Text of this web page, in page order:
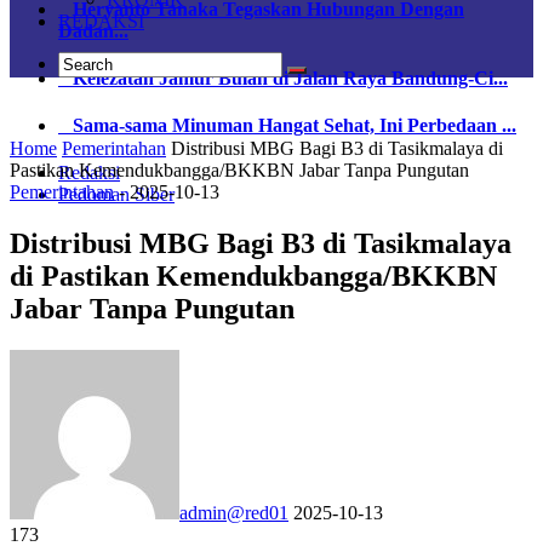
Heryanto Tanaka Tegaskan Hubungan Dengan
Dadan...
Kelezatan Jamur Bulan di Jalan Raya Bandung-Ci...
Sama-sama Minuman Hangat Sehat, Ini Perbedaan ...
Redaksi
Pedoman Siber
REDAKSI
Home Pemerintahan Distribusi MBG Bagi B3 di Tasikmalaya di
Pastikan Kemendukbangga/BKKBN Jabar Tanpa Pungutan
Pemerintahan-2025-10-13
Distribusi MBG Bagi B3 di Tasikmalaya
di Pastikan Kemendukbangga/BKKBN
Jabar Tanpa Pungutan
admin@red01 2025-10-13
173